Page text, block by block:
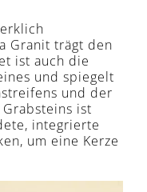
Granit trägt den
ist auch die
und spiegelt
und der
ist
integrierte
um eine Kerze